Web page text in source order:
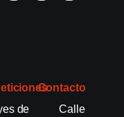
de
Contacto
Calle